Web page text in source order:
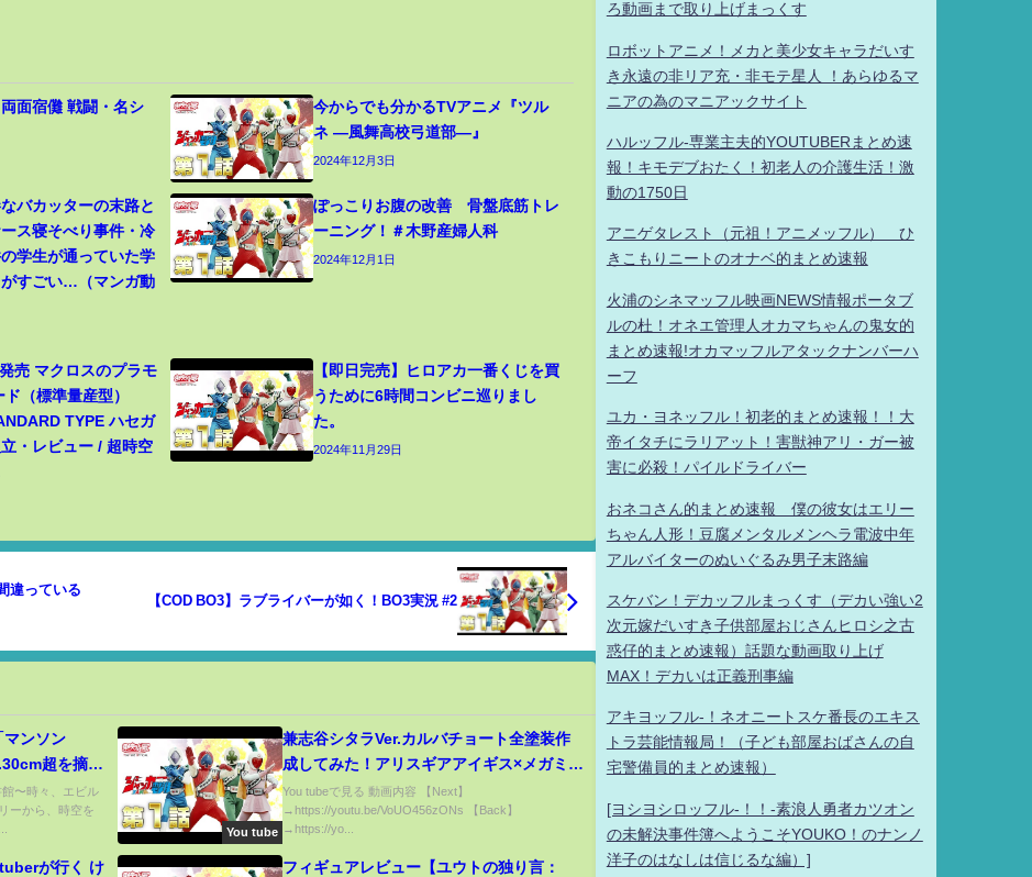
両面宿儺 戦闘・名シ
今からでも分かるTVアニメ『ツル
ネ ―風舞高校弓道部―』
2024年12月3日
なバカッターの末路と
ス寝そべり事件・冷
学生が通っていた学
すごい…（マンガ動
ぽっこりお腹の改善 骨盤底筋トレ
ーニング！＃木野産婦人科
2024年12月1日
売 マクロスのプラモ
ド（標準量産型）
TYPE ハセガ
・レビュー / 超時空
【即日完売】ヒロアカ一番くじを買
うために6時間コンビニ巡りまし
た。
2024年11月29日
違っている
【COD BO3】ラブライバーが如く！BO3実況 #2
マンソン
超を摘
〜時々、エビル
ーから、時空を
You tube
兼志谷シタラVer.カルバチョート全塗装作
成してみた！アリスギアアイギス×メガミデ
バイス【ゆっくり実況】
You tubeで見る 動画内容 【Next】
→https://youtu.be/VoUO456zONs 【Back】
→https://yo...
が行く け
フィギュアレビュー【ユウトの独り言：
ろ動画まで取り上げまっくす
ロボットアニメ！メカと美少女キャラだいす
き永遠の非リア充・非モテ星人 ！あらゆるマ
ニアの為のマニアックサイト
ハルッフル-専業主夫的YOUTUBERまとめ速
報！キモデブおたく！初老人の介護生活！激
動の1750日
アニゲタレスト（元祖！アニメッフル） ひ
きこもりニートのオナベ的まとめ速報
火浦のシネマッフル映画NEWS情報ポータブ
ルの杜！オネエ管理人オカマちゃんの鬼女的
まとめ速報!オカマッフルアタックナンバーハ
ーフ
ユカ・ヨネッフル！初老的まとめ速報！！大
帝イタチにラリアット！害獣神アリ・ガー被
害に必殺！パイルドライバー
おネコさん的まとめ速報 僕の彼女はエリー
ちゃん人形！豆腐メンタルメンヘラ電波中年
アルバイターのぬいぐるみ男子末路編
スケバン！デカッフルまっくす（デカい強い2
次元嫁だいすき子供部屋おじさんヒロシ之古
惑仔的まとめ速報）話題な動画取り上げ
MAX！デカいは正義刑事編
アキヨッフル-！ネオニートスケ番長のエキス
トラ芸能情報局！（子ども部屋おばさんの自
宅警備員的まとめ速報）
[ヨシヨシロッフル-！！-素浪人勇者カツオン
の未解決事件簿へようこそYOUKO！のナンノ
洋子のはなしは信じるな編）]